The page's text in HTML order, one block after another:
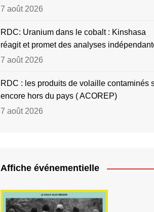
7 août 2026
RDC: Uranium dans le cobalt : Kinshasa
réagit et promet des analyses
7 août 2026
RDC : les produits de volaille contaminés
encore hors du pays ( ACOREP)
7 août 2026
Affiche événementielle